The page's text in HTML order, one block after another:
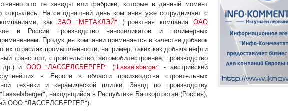
это те заводы или фабрики, которые в данный момент
открылись. На сегодняшний день компания уже сотрудничает с
как ЗАО "МЕТАКЛЭЙ" (проектная компания ОАО
в России производство наносиликатов и полимерных
Продукция компании применяется в качестве добавок
отраслях промышленности, например, таких как добыча нефти
транспорт, строительство, автомобилестроение, производство
др.) и ООО "ЛАССЕЛСБЕРГЕР" ("Lasselsberger" - австрийский
в Европе в области производства строительных
техники и керамической плитки. Завод по производству
находящийся в Республике Башкортостан (Россия),
ООО "ЛАССЕЛСБЕРГЕР").